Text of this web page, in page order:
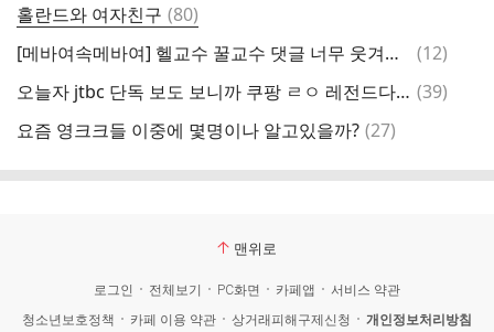
홀란드와 여자친구 댓
글
(80)
[메바여속메바여] 헬교수 꿀교수 댓글 너무 웃겨서 캡쳐함 제발 연어해주라 (+추가)
댓
(12)
오늘자 jtbc 단독 보도 보니까 쿠팡 ㄹㅇ 레전드다.jpg 댓
(39)
요즘 영크크들 이중에 몇명이나 알고있을까? 댓
(27)
맨위로
로그인 전체보기 PC화면 카페앱
서비스 약관
청소년보호정책
카페 이용 약관 상거래피해구제신청 개인정보처리방침